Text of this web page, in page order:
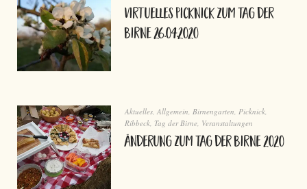
virtuelles Picknick zum Tag der
Birne 26.04.2020
Aktuelles,Allgemein,Birnengarten,Picknick,
Ribbeck, Tag der Birne, Veranstaltungen
Änderung zum Tag der Birne 2020